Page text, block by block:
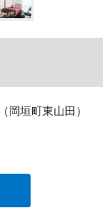
岡垣町東山田）